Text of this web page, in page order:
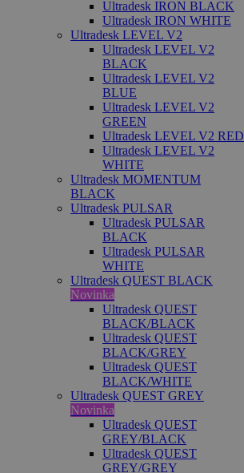
Ultradesk IRON BLACK
Ultradesk IRON WHITE
Ultradesk LEVEL V2
Ultradesk LEVEL V2
BLACK
Ultradesk LEVEL V2
BLUE
Ultradesk LEVEL V2
GREEN
Ultradesk LEVEL V2 RED
Ultradesk LEVEL V2
WHITE
Ultradesk MOMENTUM
BLACK
Ultradesk PULSAR
Ultradesk PULSAR
BLACK
Ultradesk PULSAR
WHITE
Ultradesk QUEST BLACK
Novinka
Ultradesk QUEST
BLACK/BLACK
Ultradesk QUEST
BLACK/GREY
Ultradesk QUEST
BLACK/WHITE
Ultradesk QUEST GREY
Novinka
Ultradesk QUEST
GREY/BLACK
Ultradesk QUEST
GREY/GREY